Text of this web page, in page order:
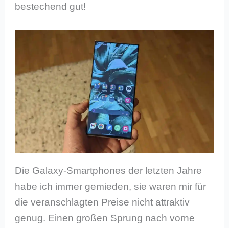
bestechend gut!
Die Galaxy-Smartphones der letzten Jahre
habe ich immer gemieden, sie waren mir für
die veranschlagten Preise nicht attraktiv
genug. Einen großen Sprung nach vorne